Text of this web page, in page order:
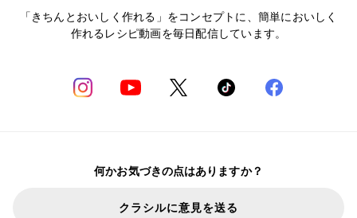
「きちんとおいしく作れる」をコンセプトに、簡単においしく
作れるレシピ動画を毎日配信しています。
何かお気づきの点はありますか？
クラシルに意見を送る